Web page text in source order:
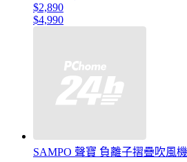
$2,890
$4,990
SAMPO 聲寶 負離子摺疊吹風